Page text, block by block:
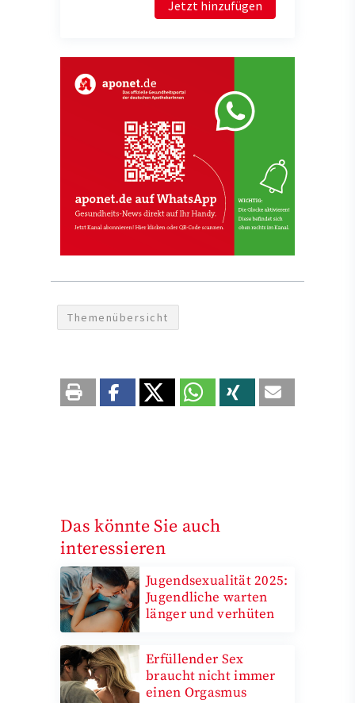
Jetzt hinzufügen
Themenübersicht
Das könnte Sie auch
interessieren
Jugendsexualität 2025:
Jugendliche warten
länger und verhüten
Erfüllender Sex
braucht nicht immer
einen Orgasmus